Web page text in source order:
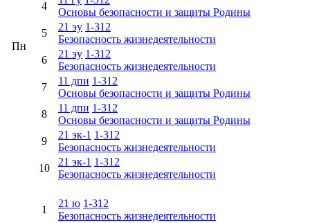
Пн
4
Основы безопасности и защиты Родины
5
21 эу 1-312
Безопасность жизнедеятельности
6
21 эу 1-312
Безопасность жизнедеятельности
7
11 дпи 1-312
Основы безопасности и защиты Родины
8
11 дпи 1-312
Основы безопасности и защиты Родины
9
21 эк-1 1-312
Безопасность жизнедеятельности
10
21 эк-1 1-312
Безопасность жизнедеятельности
1
21 ю 1-312
Безопасность жизнедеятельности